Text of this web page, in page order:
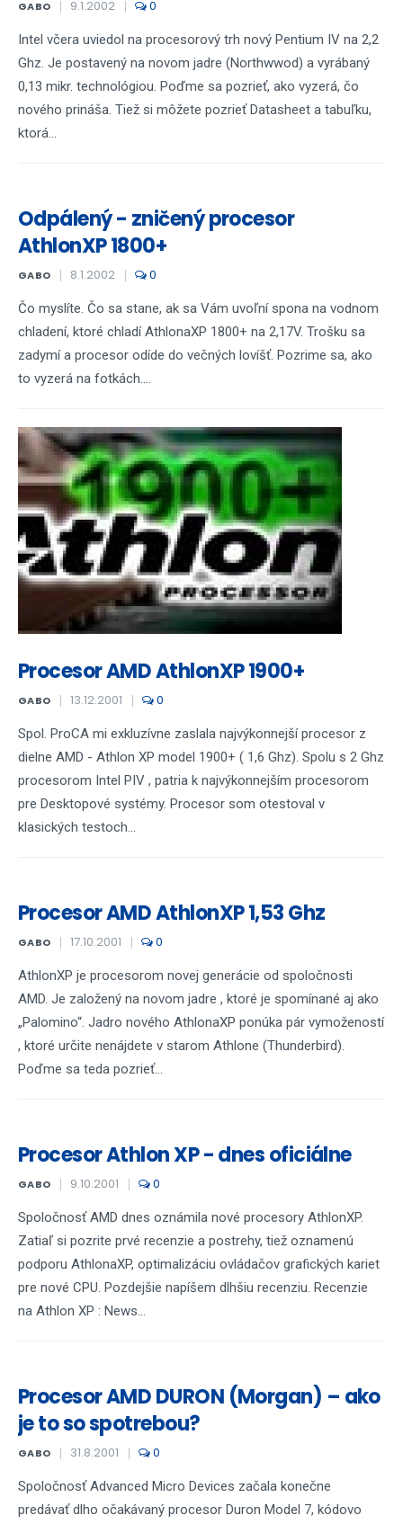
GABO 9.1.2002 0
Intel včera uviedol na procesorový trh nový Pentium IV na 2,2
Ghz. Je postavený na novom jadre (Northwwod) a vyrábaný
0,13 mikr. technológiou. Poďme sa pozrieť, ako vyzerá, čo
nového prináša. Tiež si môžete pozrieť Datasheet a tabuľku,
ktorá...
Odpálený - zničený procesor
AthlonXP 1800+
GABO 8.1.2002 0
Čo myslíte. Čo sa stane, ak sa Vám uvoľní spona na vodnom
chladení, ktoré chladí AthlonaXP 1800+ na 2,17V. Trošku sa
zadymí a procesor odíde do večných lovíšť. Pozrime sa, ako
to vyzerá na fotkách....
Procesor AMD AthlonXP 1900+
GABO 13.12.2001 0
Spol. ProCA mi exkluzívne zaslala najvýkonnejší procesor z
dielne AMD - Athlon XP model 1900+ ( 1,6 Ghz). Spolu s 2 Ghz
procesorom Intel PIV , patria k najvýkonnejším procesorom
pre Desktopové systémy. Procesor som otestoval v
klasických testoch...
Procesor AMD AthlonXP 1,53 Ghz
GABO 17.10.2001 0
AthlonXP je procesorom novej generácie od spoločnosti
AMD. Je založený na novom jadre , ktoré je spomínané aj ako
„Palomino“. Jadro nového AthlonaXP ponúka pár vymožeností
, ktoré určite nenájdete v starom Athlone (Thunderbird).
Poďme sa teda pozrieť...
Procesor Athlon XP - dnes oficiálne
GABO 9.10.2001 0
Spoločnosť AMD dnes oznámila nové procesory AthlonXP.
Zatiaľ si pozrite prvé recenzie a postrehy, tiež oznamenú
podporu AthlonaXP, optimalizáciu ovládačov grafických kariet
pre nové CPU. Pozdejšie napíšem dlhšiu recenziu. Recenzie
na Athlon XP : News...
Procesor AMD DURON (Morgan) – ako
je to so spotrebou?
GABO 31.8.2001 0
Spoločnosť Advanced Micro Devices začala konečne
predávať dlho očakávaný procesor Duron Model 7, kódovo